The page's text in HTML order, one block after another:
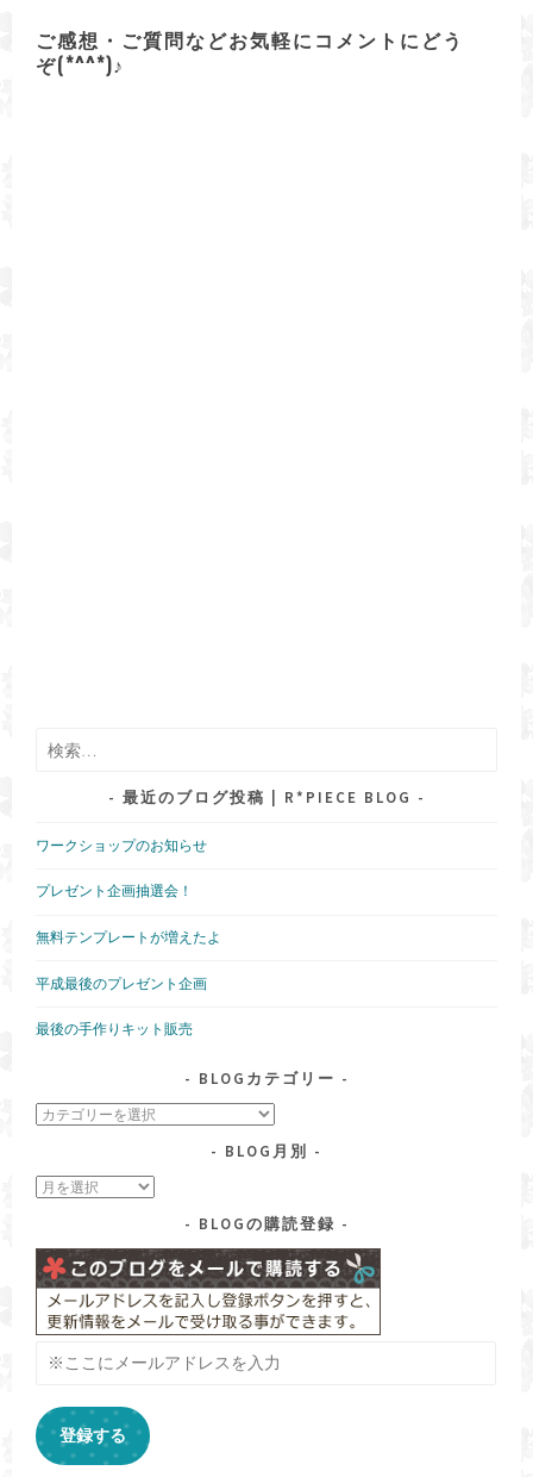
シ
ョ
ご感想・ご質問などお気軽にコメントにどう
ぞ(*^^*)♪
索:
最近のブログ投稿 | R*PIECE BLOG
ワークショップのお知らせ
プレゼント企画抽選会！
無料テンプレートが増えたよ
平成最後のプレゼント企画
最後の手作りキット販売
BLOGカテゴリー
blog
ゴ
リ
BLOG月別
blog
BLOGの購読登録
に
メ
ー
登録する